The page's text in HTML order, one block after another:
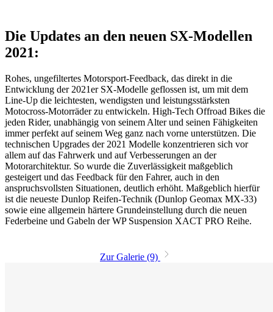
Die Updates an den neuen SX-Modellen
2021:
Rohes, ungefiltertes Motorsport-Feedback, das direkt in die
Entwicklung der 2021er SX-Modelle geflossen ist, um mit dem
Line-Up die leichtesten, wendigsten und leistungsstärksten
Motocross-Motorräder zu entwickeln. High-Tech Offroad Bikes die
jeden Rider, unabhängig von seinem Alter und seinen Fähigkeiten
immer perfekt auf seinem Weg ganz nach vorne unterstützen. Die
technischen Upgrades der 2021 Modelle konzentrieren sich vor
allem auf das Fahrwerk und auf Verbesserungen an der
Motorarchitektur. So wurde die Zuverlässigkeit maßgeblich
gesteigert und das Feedback für den Fahrer, auch in den
anspruchsvollsten Situationen, deutlich erhöht. Maßgeblich hierfür
ist die neueste Dunlop Reifen-Technik (Dunlop Geomax MX-33)
sowie eine allgemein härtere Grundeinstellung durch die neuen
Federbeine und Gabeln der WP Suspension XACT PRO Reihe.
Zur Galerie (9)